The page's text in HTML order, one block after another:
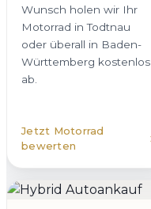
Wunsch holen wir Ihr
Motorrad in Todtnau
oder überall in Baden-
Württemberg kostenlos
ab.
Jetzt Motorrad
bewerten